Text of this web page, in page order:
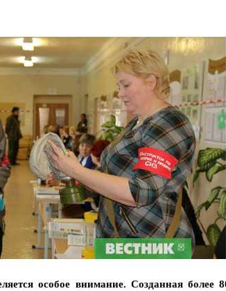
особое внимание. Созданная